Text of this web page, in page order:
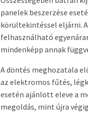
panelek beszerzése
körültekintéssel eljárni.
felhasználható
mindenképp annak
A döntés meghozatala
az elektromos fűtés,
esetén ajánlott eleve a
megoldás, mint újra